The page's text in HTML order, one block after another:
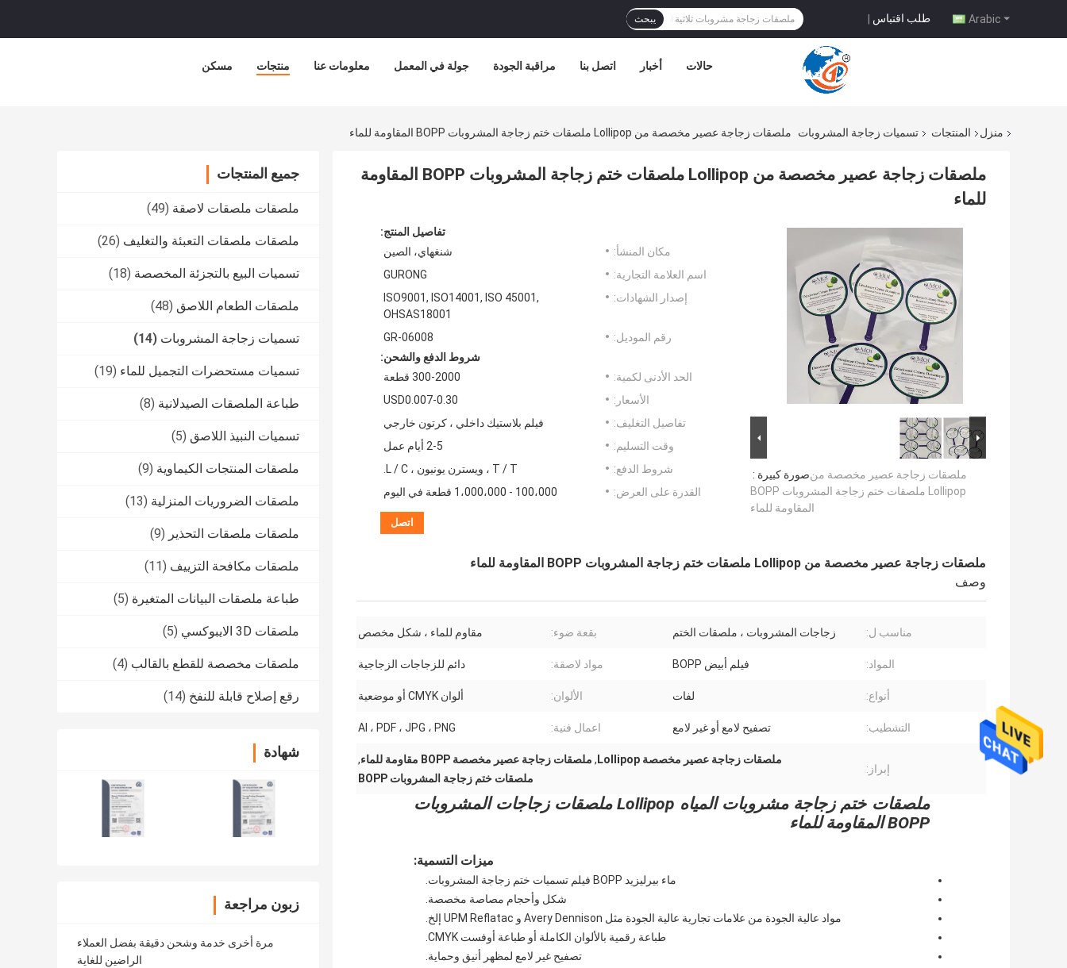
Arabic طلب اقتباس | يبحث
مسكن منتجات معلومات عنا جولة في المعمل مراقبة الجودة اتصل بنا أخبار حالات
منزل المنتجات تسميات زجاجة المشروبات ملصقات زجاجة عصير مخصصة من Lollipop ملصقات ختم زجاجة المشروبات BOPP المقاومة للماء
جميع المنتجات
ملصقات ملصقات لاصقة (49)
ملصقات ملصقات التعبئة والتغليف (26)
تسميات البيع بالتجزئة المخصصة (18)
ملصقات الطعام اللاصق (48)
تسميات زجاجة المشروبات (14)
تسميات مستحضرات التجميل للماء (19)
طباعة الملصقات الصيدلانية (8)
تسميات النبيذ اللاصق (5)
ملصقات المنتجات الكيماوية (9)
ملصقات الضروريات المنزلية (13)
ملصقات ملصقات التحذير (9)
ملصقات مكافحة التزييف (11)
طباعة ملصقات البيانات المتغيرة (5)
ملصقات 3D الايبوكسي (5)
ملصقات مخصصة للقطع بالقالب (4)
رقع إصلاح قابلة للنفخ (14)
شهادة
زبون مراجعة
مرة أخرى خدمة وشحن دقيقة بفضل العملاء
الراضين للغاية
ملصقات زجاجة عصير مخصصة من Lollipop ملصقات ختم زجاجة المشروبات BOPP المقاومة
للماء
صورة كبيرة :ملصقات زجاجة عصير مخصصة من
Lollipop ملصقات ختم زجاجة المشروبات BOPP
المقاومة للماء
تفاصيل المنتج:
مكان المنشأ:
شنغهاي، الصين
اسم العلامة التجارية:
GURONG
إصدار الشهادات:
ISO9001, ISO14001, ISO 45001,
OHSAS18001
رقم الموديل:
GR-06008
شروط الدفع والشحن:
الحد الأدنى لكمية:
300-2000 قطعة
الأسعار:
USD0.007-0.30
تفاصيل التغليف:
فيلم بلاستيك داخلي ، كرتون خارجي
وقت التسليم:
2-5 أيام عمل
شروط الدفع:
T / T ، ويسترن يونيون ، L / C.
القدرة على العرض:
100،000 - 1،000،000 قطعة في اليوم
اتصل
ملصقات زجاجة عصير مخصصة من Lollipop ملصقات ختم زجاجة المشروبات BOPP المقاومة للماء
وصف
مناسب ل: زجاجات المشروبات ، ملصقات الختم بقعة ضوء: مقاوم للماء ، شكل مخصص
المواد: فيلم أبيض BOPP مواد لاصقة: دائم للزجاجات الزجاجية
أنواع: لفات الألوان: ألوان CMYK أو موضعية
التشطيب: تصفيح لامع أو غير لامع اعمال فنية: AI ، PDF ، JPG ، PNG
إبراز:
ملصقات زجاجة عصير مخصصة Lollipop , ملصقات زجاجة عصير مخصصة BOPP مقاومة للماء
,
ملصقات ختم زجاجة المشروبات BOPP
ملصقات ختم زجاجة مشروبات المياه Lollipop ملصقات زجاجات المشروبات
BOPP المقاومة للماء
ميزات التسمية:
ماء بيرليزيد BOPP فيلم تسميات ختم زجاجة المشروبات.
شكل وأحجام مصاصة مخصصة.
مواد عالية الجودة من علامات تجارية عالية الجودة مثل Avery Dennison و UPM Reflatac إلخ.
طباعة رقمية بالألوان الكاملة أو طباعة أوفست CMYK.
تصفيح غير لامع لمظهر أنيق وحماية.